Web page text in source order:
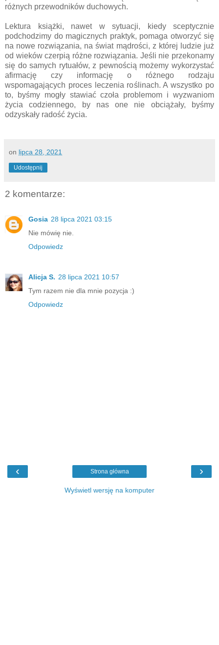
różnych przewodników duchowych.
Lektura książki, nawet w sytuacji, kiedy sceptycznie
podchodzimy do magicznych praktyk, pomaga otworzyć się
na nowe rozwiązania, na świat mądrości, z której ludzie już
od wieków czerpią różne rozwiązania. Jeśli nie przekonamy
się do samych rytuałów, z pewnością możemy wykorzystać
afirmację czy informację o różnego rodzaju
wspomagających proces leczenia roślinach. A wszystko po
to, byśmy mogły stawiać czoła problemom i wyzwaniom
życia codziennego, by nas one nie obciążały, byśmy
odzyskały radość życia.
on lipca 28, 2021
Udostępnij
2 komentarze:
Gosia 28 lipca 2021 03:15
Nie mówię nie.
Odpowiedz
Alicja S. 28 lipca 2021 10:57
Tym razem nie dla mnie pozycja :)
Odpowiedz
‹ ›
Strona główna
Wyświetl wersję na komputer